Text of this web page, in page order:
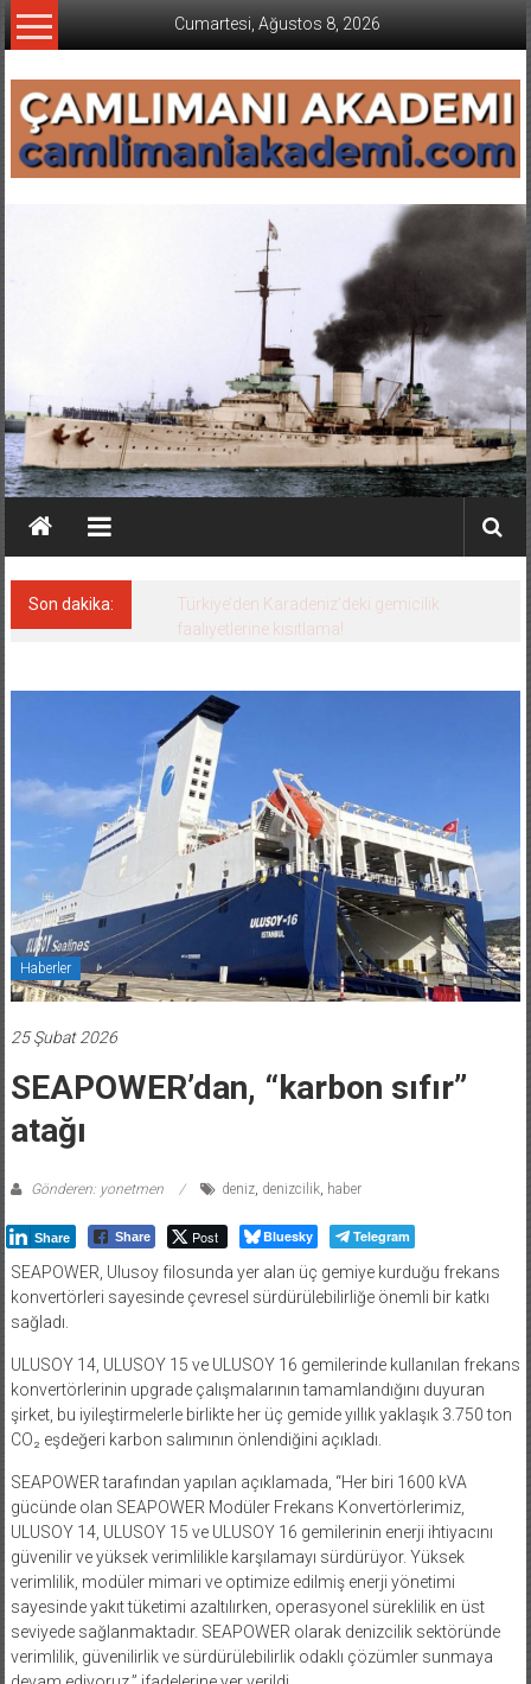
İçeriğe
geç
Cumartesi, Ağustos 8, 2026
Son dakika:
Denizcilik sektörü, Alsancak Limanı’ndan
memnun
Haberler
25 Şubat 2026
SEAPOWER’dan, “karbon sıfır”
atağı
Gönderen: yonetmen deniz, denizcilik, haber
Share Share Post Bluesky Telegram
SEAPOWER, Ulusoy filosunda yer alan üç gemiye kurduğu frekans
konvertörleri sayesinde çevresel sürdürülebilirliğe önemli bir katkı
sağladı.
ULUSOY 14, ULUSOY 15 ve ULUSOY 16 gemilerinde kullanılan frekans
konvertörlerinin upgrade çalışmalarının tamamlandığını duyuran
şirket, bu iyileştirmelerle birlikte her üç gemide yıllık yaklaşık 3.750 ton
CO₂ eşdeğeri karbon salımının önlendiğini açıkladı.
SEAPOWER tarafından yapılan açıklamada, “Her biri 1600 kVA
gücünde olan SEAPOWER Modüler Frekans Konvertörlerimiz,
ULUSOY 14, ULUSOY 15 ve ULUSOY 16 gemilerinin enerji ihtiyacını
güvenilir ve yüksek verimlilikle karşılamayı sürdürüyor. Yüksek
verimlilik, modüler mimari ve optimize edilmiş enerji yönetimi
sayesinde yakıt tüketimi azaltılırken, operasyonel süreklilik en üst
seviyede sağlanmaktadır. SEAPOWER olarak denizcilik sektöründe
verimlilik, güvenilirlik ve sürdürülebilirlik odaklı çözümler sunmaya